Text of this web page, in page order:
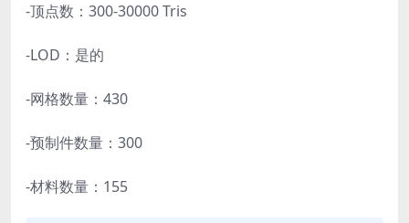
-顶点数：300-30000 Tris
-LOD：是的
-网格数量：430
-预制件数量：300
-材料数量：155